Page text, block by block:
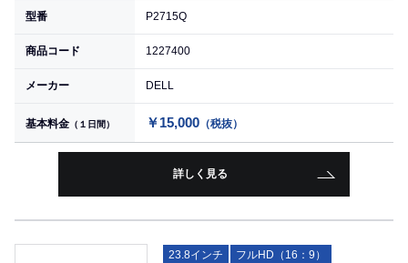
型番 P2715Q
商品コード 1227400
メーカー DELL
基本料金 （１日間） ￥15,000 （税抜）
詳しく見る
23.8インチ
フルHD（16：9）